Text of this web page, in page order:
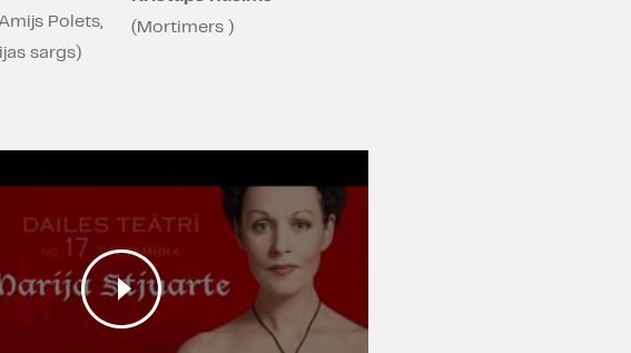
Polets,
sargs)
(Mortimers )